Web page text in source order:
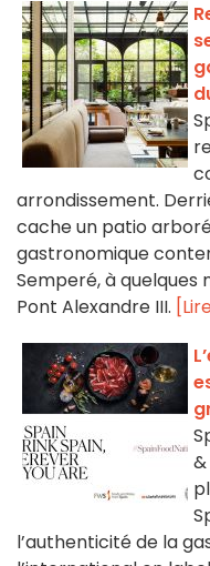
arrondissement.
cache un patio
gastronomique
Semperé, à quelques
Pont Alexandre III.
l’authenticité de la